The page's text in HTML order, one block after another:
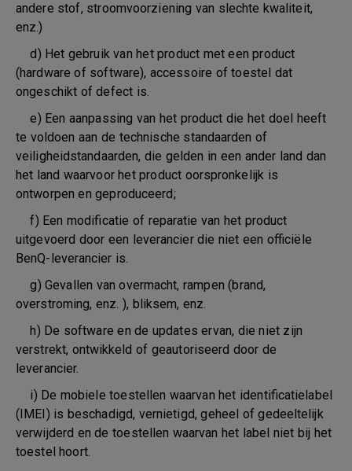
andere stof, stroomvoorziening van slechte kwaliteit,
enz.)
d) Het gebruik van het product met een product
(hardware of software), accessoire of toestel dat
ongeschikt of defect is.
e) Een aanpassing van het product die het doel heeft
te voldoen aan de technische standaarden of
veiligheidstandaarden, die gelden in een ander land dan
het land waarvoor het product oorspronkelijk is
ontworpen en geproduceerd;
f) Een modificatie of reparatie van het product
uitgevoerd door een leverancier die niet een officiële
BenQ-leverancier is.
g) Gevallen van overmacht, rampen (brand,
overstroming, enz. ), bliksem, enz.
h) De software en de updates ervan, die niet zijn
verstrekt, ontwikkeld of geautoriseerd door de
leverancier.
i) De mobiele toestellen waarvan het identificatielabel
(IMEI) is beschadigd, vernietigd, geheel of gedeeltelijk
verwijderd en de toestellen waarvan het label niet bij het
toestel hoort.